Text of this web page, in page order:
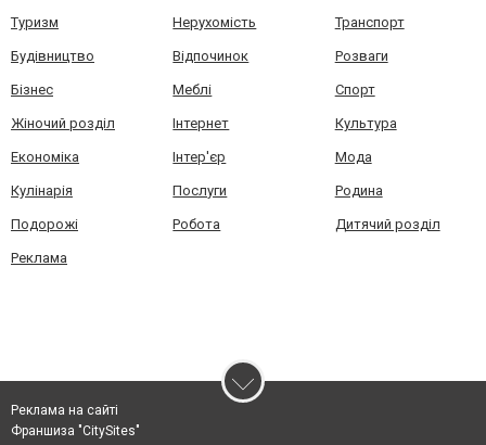
Туризм Нерухомість Транспорт
Будівництво Відпочинок Розваги
Бізнес Меблі Спорт
Жіночий розділ Інтернет Культура
Економіка Інтер'єр Мода
Кулінарія Послуги Родина
Подорожі Робота Дитячий розділ
Реклама
Реклама на сайті
Франшиза "CitySites"